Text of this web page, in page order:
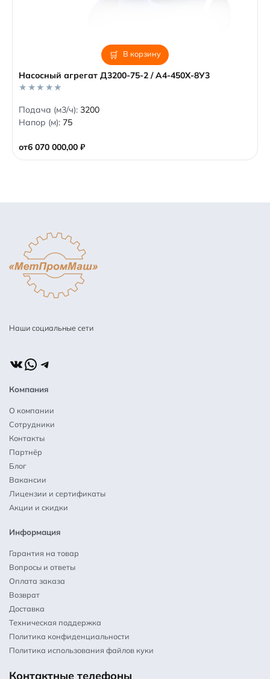
В корзину
Насосный агрегат Д3200-75-2 / А4-450Х-8У3
от6 070 000,00 ₽
0
o
u
f
5
Подача (м3/ч): 3200
Напор (м): 75
Наши социальные сети
ВКонтакте
WhatsApp
Telegram
Компания
О компании
Сотрудники
Контакты
Партнёр
Блог
Вакансии
Лицензии и сертификаты
Акции и скидки
Информация
Гарантия на товар
Вопросы и ответы
Оплата заказа
Возврат
Доставка
Техническая поддержка
Политика конфиденциальности
Политика использования файлов куки
Контактные телефоны